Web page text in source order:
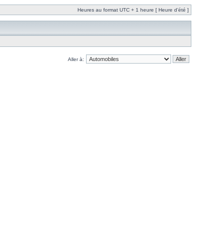
Heures au format UTC + 1 heure [ Heure d’été ]
Aller à: